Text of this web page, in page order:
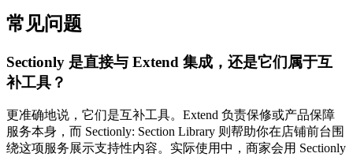
常见问题
Sectionly 是直接与 Extend 集成，还是它们属于互
补工具？
更准确地说，它们是互补工具。Extend 负责保修或产品保障
服务本身，而 Sectionly: Section Library 则帮助你在店铺前台围
绕这项服务展示支持性内容。实际使用中，商家会用 Sectionly